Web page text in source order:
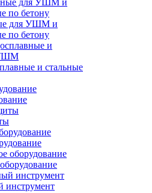
для УШМ и
по бетону
и стальные
инструмент